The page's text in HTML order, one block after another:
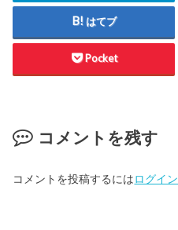
はてブ
Pocket
コメントを残す
コメントを投稿するにはログイン